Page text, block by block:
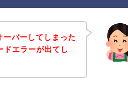
バーしてしまった
エラーが出てし